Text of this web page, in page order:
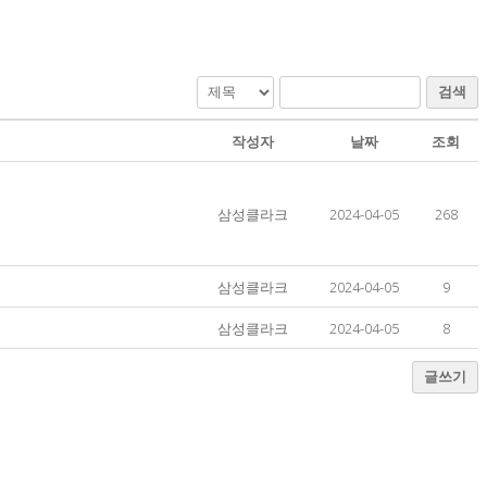
검색
작성자 날짜 조회
삼성클라크 2024-04-05 268
삼성클라크 2024-04-05 9
삼성클라크 2024-04-05 8
글쓰기